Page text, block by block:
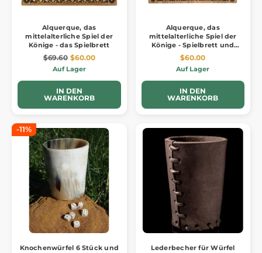
Alquerque, das
mittelalterliche Spiel der
Könige - das Spielbrett
$69.60 $60.00
Auf Lager
IN DEN
WARENKORB
Alquerque, das
mittelalterliche Spiel der
Könige - Spielbrett und
Spielsteine
$60.00
Auf Lager
IN DEN
WARENKORB
-11%
Knochenwürfel 6 Stück und
Lederbecher für Würfel